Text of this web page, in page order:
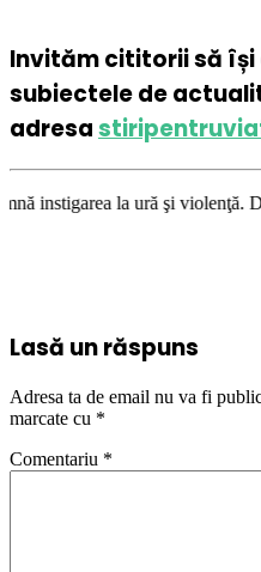
Invităm cititorii să își
subiectele de
adresa
şi violenţă. Dar, după cum
Lasă un răspuns
Adresa ta de email nu va fi
marcate cu *
Comentariu *